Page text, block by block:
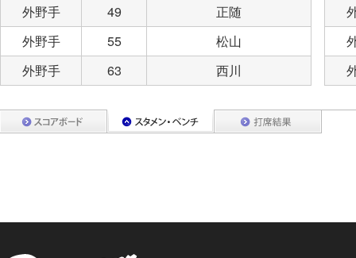
外野手
49
正随
外野手
55
松山
外野手
63 西川